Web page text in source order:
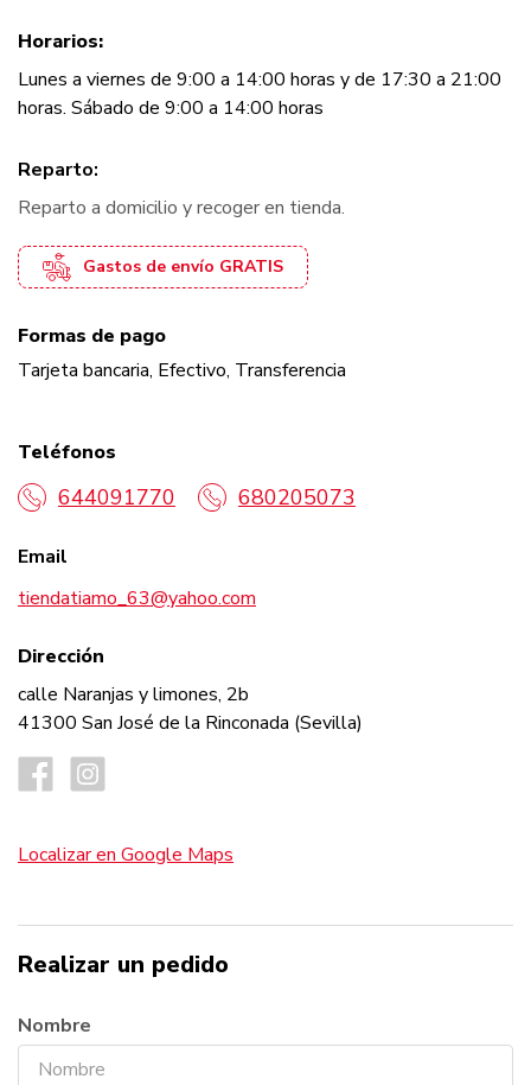
Horarios:
Lunes a viernes de 9:00 a 14:00 horas y de 17:30 a 21:00
horas. Sábado de 9:00 a 14:00 horas
Reparto:
Reparto a domicilio y recoger en tienda.
Gastos de envío GRATIS
Formas de pago
Tarjeta bancaria Efectivo Transferencia
Teléfonos
644091770 680205073
Email
tiendatiamo_63@yahoo.com
Dirección
calle Naranjas y limones, 2b
41300 San José de la Rinconada (Sevilla)
Localizar en Google Maps
Realizar un pedido
Nombre